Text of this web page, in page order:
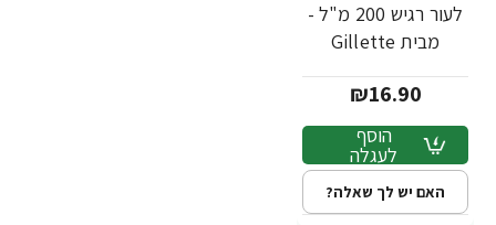
לעור רגיש 200 מ"ל -
מבית Gillette
₪16.90
הוסף
לעגלה
האם יש לך שאלה?